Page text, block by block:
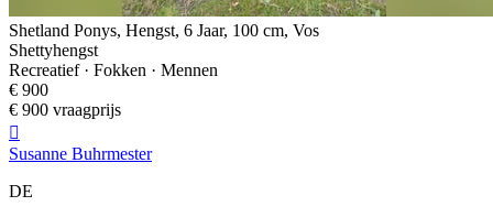
Shetland Ponys, Hengst, 6 Jaar, 100 cm, Vos
Shettyhengst
Recreatief · Fokken · Mennen
€ 900
€ 900 vraagprijs

Susanne Buhrmester
DE